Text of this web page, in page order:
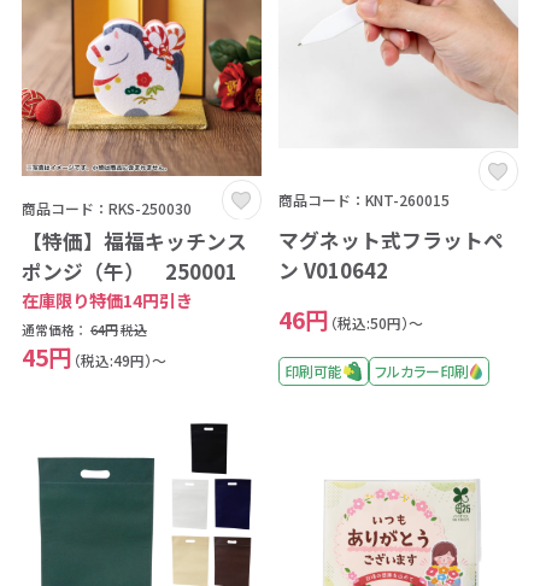
商品コード：RKS-250030
【特価】福福キッチンス
ポンジ（午） 250001
在庫限り特価14円引き
通常価格： 64円税込
45円 （税込:49円）～
商品コード：KNT-260015
マグネット式フラットペ
ン V010642
46円 （税込:50円）～
印刷可能 フルカラー印刷